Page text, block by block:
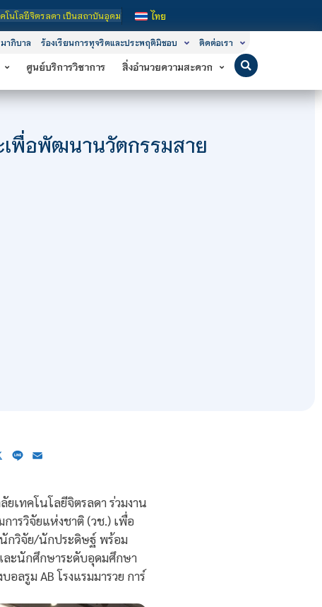
กษาในกำกับของรัฐ เปิดหลักสูตรการเรียนการสอน 3 ระดับ คือ ระดับประกาศนียบัต
ไทย
าภิบาล ร้องเรียนการทุจริตและประพฤติมิชอบ ติดต่อเรา
ศูนย์บริการวิชาการ สิ่งอำนวยความสะดวก
เพื่อพัฒนานวัตกรรมสาย
X Line
เทคโนโลยีจิตรลดา ร่วมงาน
ารวิจัยแห่งชาติ (วช.) เพื่อ
กวิจัย/นักประดิษฐ์ พร้อม
ละนักศึกษาระดับอุดมศึกษา
ลรูม AB โรงแรมมารวย การ์